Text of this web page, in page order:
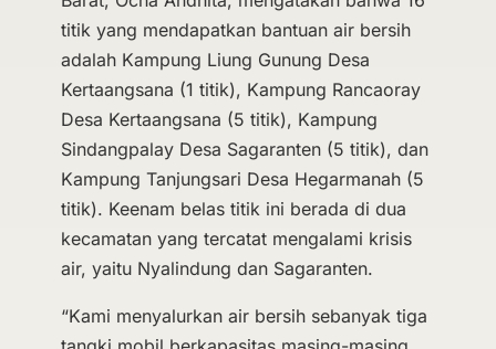
titik yang mendapatkan bantuan air bersih
adalah Kampung Liung Gunung Desa
Kertaangsana (1 titik), Kampung Rancaoray
Desa Kertaangsana (5 titik), Kampung
Sindangpalay Desa Sagaranten (5 titik), dan
Kampung Tanjungsari Desa Hegarmanah (5
titik). Keenam belas titik ini berada di dua
kecamatan yang tercatat mengalami krisis
air, yaitu Nyalindung dan Sagaranten.
“Kami menyalurkan air bersih sebanyak tiga